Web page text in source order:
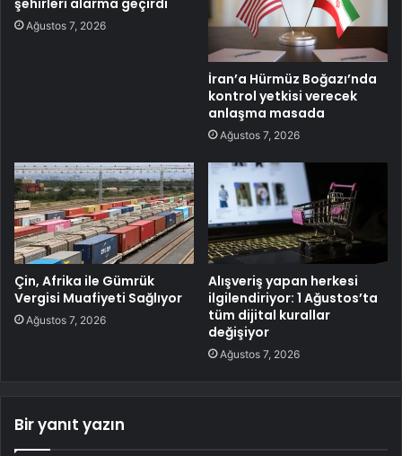
Ağustos 7, 2026
İran’a Hürmüz Boğazı’nda
kontrol yetkisi verecek
anlaşma masada
Ağustos 7, 2026
Çin, Afrika ile Gümrük
Vergisi Muafiyeti Sağlıyor
Ağustos 7, 2026
Alışveriş yapan herkesi
ilgilendiriyor: 1 Ağustos’ta
tüm dijital kurallar
değişiyor
Ağustos 7, 2026
Bir yanıt yazın